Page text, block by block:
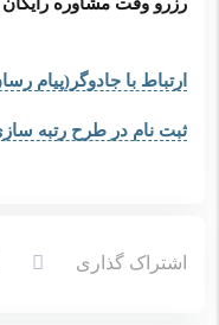
ارتباط با جادوگر(پیام
ثبت نام در طرح رتبه
اشتراک گذاری